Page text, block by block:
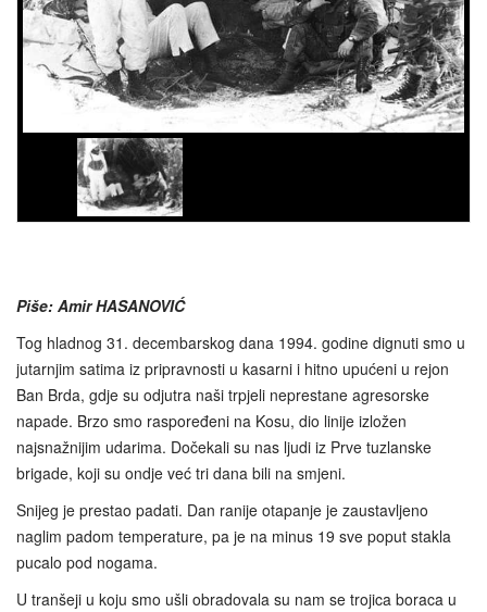
Piše: Amir HASANOVIĆ
Tog hladnog 31. decembarskog dana 1994. godine dignuti smo u
jutarnjim satima iz pripravnosti u kasarni i hitno upućeni u rejon
Ban Brda, gdje su odjutra naši trpjeli neprestane agresorske
napade. Brzo smo raspoređeni na Kosu, dio linije izložen
najsnažnijim udarima. Dočekali su nas ljudi iz Prve tuzlanske
brigade, koji su ondje već tri dana bili na smjeni.
Snijeg je prestao padati. Dan ranije otapanje je zaustavljeno
naglim padom temperature, pa je na minus 19 sve poput stakla
pucalo pod nogama.
U tranšeji u koju smo ušli obradovala su nam se trojica boraca u